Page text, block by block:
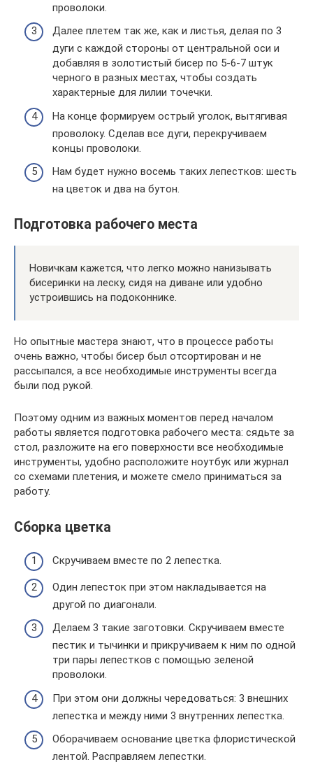
проволоки.
Далее плетем так же, как и листья, делая по 3
дуги с каждой стороны от центральной оси и
добавляя в золотистый бисер по 5-6-7 штук
черного в разных местах, чтобы создать
характерные для лилии точечки.
На конце формируем острый уголок, вытягивая
проволоку. Сделав все дуги, перекручиваем
концы проволоки.
Нам будет нужно восемь таких лепестков: шесть
на цветок и два на бутон.
Подготовка рабочего места
Новичкам кажется, что легко можно нанизывать
бисеринки на леску, сидя на диване или удобно
устроившись на подоконнике.
Но опытные мастера знают, что в процессе работы
очень важно, чтобы бисер был отсортирован и не
рассыпался, а все необходимые инструменты всегда
были под рукой.
Поэтому одним из важных моментов перед началом
работы является подготовка рабочего места: сядьте за
стол, разложите на его поверхности все необходимые
инструменты, удобно расположите ноутбук или журнал
со схемами плетения, и можете смело приниматься за
работу.
Сборка цветка
Скручиваем вместе по 2 лепестка.
Один лепесток при этом накладывается на
другой по диагонали.
Делаем 3 такие заготовки. Скручиваем вместе
пестик и тычинки и прикручиваем к ним по одной
три пары лепестков с помощью зеленой
проволоки.
При этом они должны чередоваться: 3 внешних
лепестка и между ними 3 внутренних лепестка.
Оборачиваем основание цветка флористической
лентой. Расправляем лепестки.